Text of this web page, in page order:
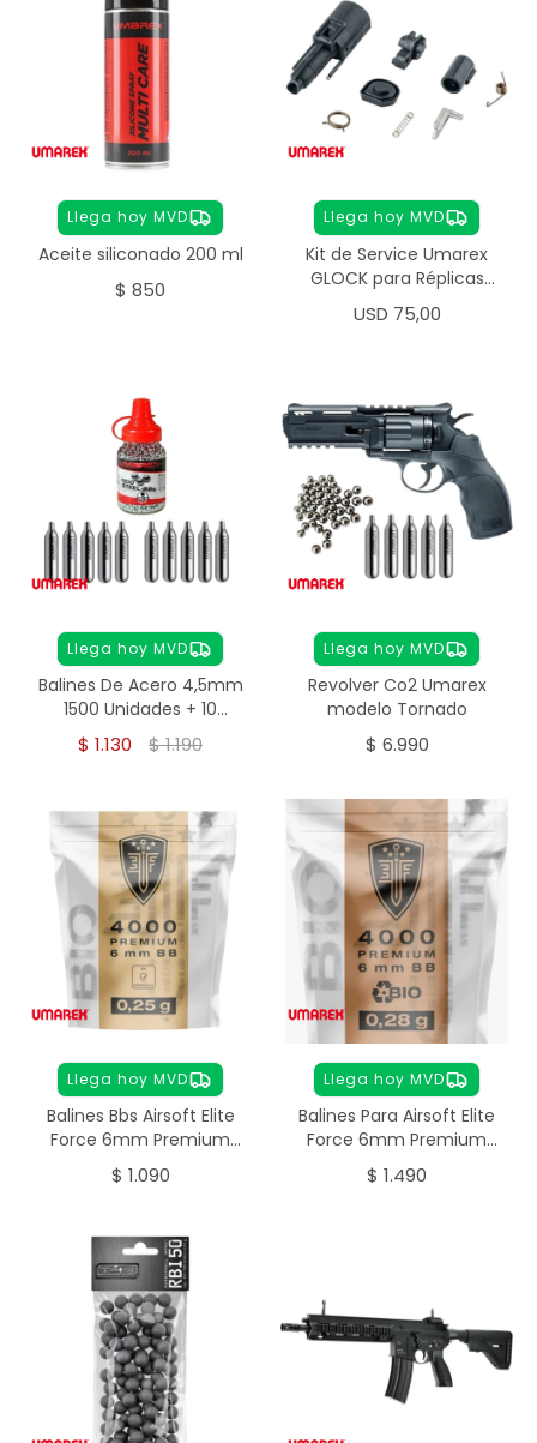
Llega hoy MVD
Aceite siliconado 200 ml
$ 850
Llega hoy MVD
Kit de Service Umarex
GLOCK para Réplicas
Airsoft 6 mm
USD 75,00
Llega hoy MVD
Balines De Acero 4,5mm
1500 Unidades + 10
Garrafa Co2 Umarex
$ 1.130 $1.190
Llega hoy MVD
Revolver Co2 Umarex
modelo Tornado
$ 6.990
Llega hoy MVD
Balines Bbs Airsoft Elite
Force 6mm Premium
0,25g 4000 Unidades
$ 1.090
Llega hoy MVD
Balines Para Airsoft Elite
Force 6mm Premium
0,28g
$ 1.490